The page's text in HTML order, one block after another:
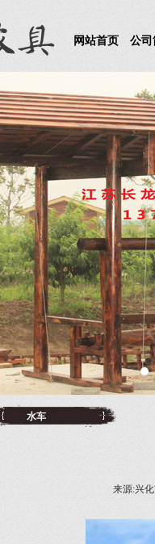
网站首页 公司
水车
来源:兴